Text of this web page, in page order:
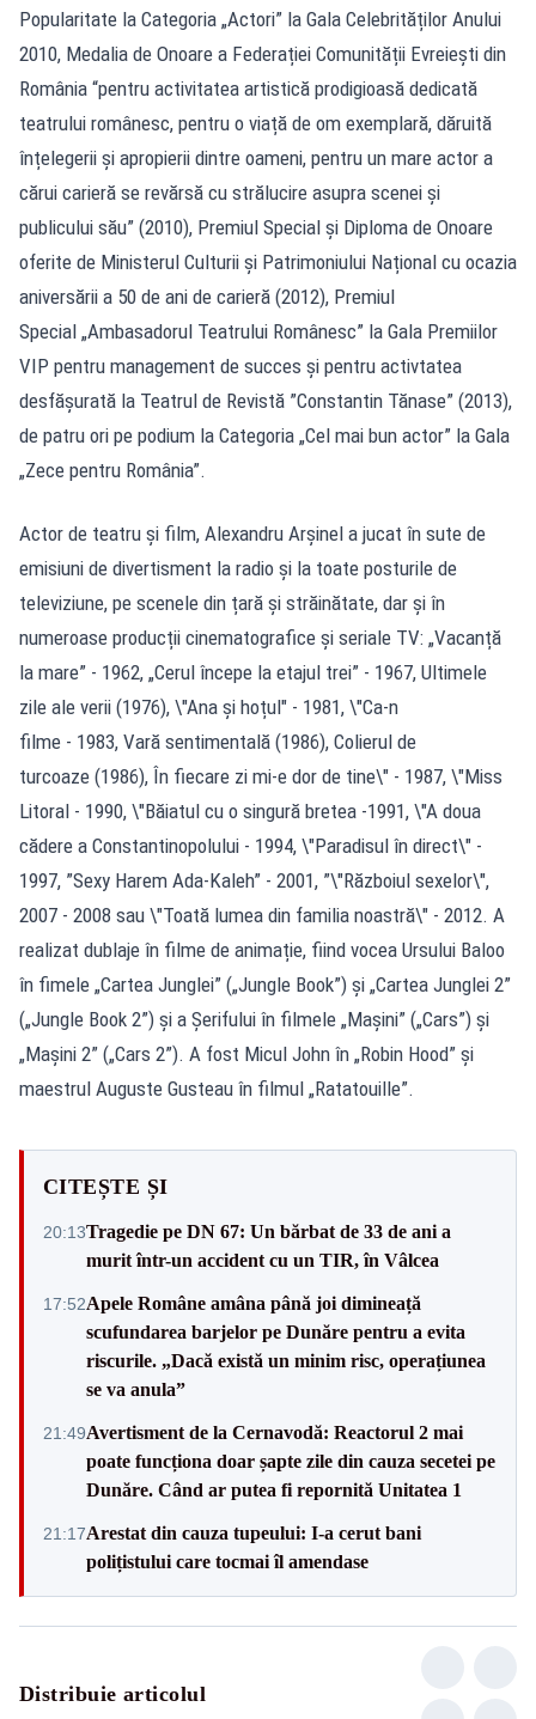
Popularitate la Categoria „Actori” la Gala Celebrităților Anului
2010, Medalia de Onoare a Federației Comunității Evreiești din
România “pentru activitatea artistică prodigioasă dedicată
teatrului românesc, pentru o viață de om exemplară, dăruită
înțelegerii și apropierii dintre oameni, pentru un mare actor a
cărui carieră se revărsă cu strălucire asupra scenei și
publicului său” (2010), Premiul Special și Diploma de Onoare
oferite de Ministerul Culturii și Patrimoniului Național cu ocazia
aniversării a 50 de ani de carieră (2012), Premiul
Special „Ambasadorul Teatrului Românesc” la Gala Premiilor
VIP pentru management de succes și pentru activtatea
desfășurată la Teatrul de Revistă ”Constantin Tănase” (2013),
de patru ori pe podium la Categoria „Cel mai bun actor” la Gala
„Zece pentru România”.
Actor de teatru și film, Alexandru Arșinel a jucat în sute de
emisiuni de divertisment la radio și la toate posturile de
televiziune, pe scenele din țară și străinătate, dar și în
numeroase producții cinematografice și seriale TV: „Vacanță
la mare” - 1962, „Cerul începe la etajul trei” - 1967, Ultimele
zile ale verii (1976), \"Ana și hoțul" - 1981, \"Ca-n
filme - 1983, Vară sentimentală (1986), Colierul de
turcoaze (1986), În fiecare zi mi-e dor de tine\" - 1987, \"Miss
Litoral - 1990, \"Băiatul cu o singură bretea -1991, \"A doua
cădere a Constantinopolului - 1994, \"Paradisul în direct\" -
1997, ”Sexy Harem Ada-Kaleh” - 2001, ”\"Războiul sexelor\",
2007 - 2008 sau \"Toată lumea din familia noastră\" - 2012. A
realizat dublaje în filme de animație, fiind vocea Ursului Baloo
în fimele „Cartea Junglei” („Jungle Book”) și „Cartea Junglei 2”
(„Jungle Book 2”) și a Șerifului în filmele „Mașini” („Cars”) și
„Mașini 2” („Cars 2”). A fost Micul John în „Robin Hood” și
maestrul Auguste Gusteau în filmul „Ratatouille”.
CITEȘTE ȘI
20:13Tragedie pe DN 67: Un bărbat de 33 de ani a
murit într-un accident cu un TIR, în Vâlcea
17:52Apele Române amâna până joi dimineață
scufundarea barjelor pe Dunăre pentru a evita
riscurile. „Dacă există un minim risc, operațiunea
se va anula”
21:49Avertisment de la Cernavodă: Reactorul 2 mai
poate funcționa doar șapte zile din cauza secetei pe
Dunăre. Când ar putea fi repornită Unitatea 1
21:17Arestat din cauza tupeului: I-a cerut bani
polițistului care tocmai îl amendase
Distribuie articolul